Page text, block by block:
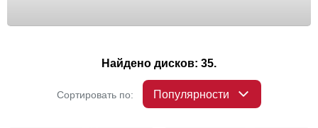
Найдено дисков: 35.
Сортировать по: Популярности